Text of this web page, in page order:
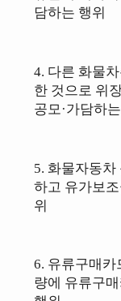
담하는 행위
4. 다른 화물
한 것으로 위
공모·가담하
5. 화물자동차
하고 유가보
위
6. 유류구매카
량에 유류구